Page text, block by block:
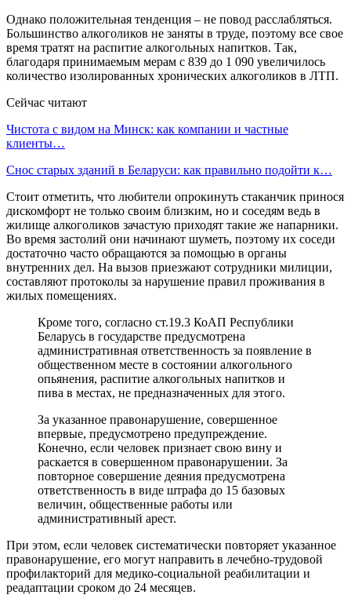
Однако положительная тенденция – не повод расслабляться.
Большинство алкоголиков не заняты в труде, поэтому все свое
время тратят на распитие алкогольных напитков. Так,
благодаря принимаемым мерам с 839 до 1 090 увеличилось
количество изолированных хронических алкоголиков в ЛТП.
Сейчас читают
Чистота с видом на Минск: как компании и частные
клиенты…
Снос старых зданий в Беларуси: как правильно подойти к…
Стоит отметить, что любители опрокинуть стаканчик принося
дискомфорт не только своим близким, но и соседям ведь в
жилище алкоголиков зачастую приходят такие же напарники.
Во время застолий они начинают шуметь, поэтому их соседи
достаточно часто обращаются за помощью в органы
внутренних дел. На вызов приезжают сотрудники милиции,
составляют протоколы за нарушение правил проживания в
жилых помещениях.
Кроме того, согласно ст.19.3 КоАП Республики
Беларусь в государстве предусмотрена
административная ответственность за появление в
общественном месте в состоянии алкогольного
опьянения, распитие алкогольных напитков и
пива в местах, не предназначенных для этого.
За указанное правонарушение, совершенное
впервые, предусмотрено предупреждение.
Конечно, если человек признает свою вину и
раскается в совершенном правонарушении. За
повторное совершение деяния предусмотрена
ответственность в виде штрафа до 15 базовых
величин, общественные работы или
административный арест.
При этом, если человек систематически повторяет указанное
правонарушение, его могут направить в лечебно-трудовой
профилакторий для медико-социальной реабилитации и
реадаптации сроком до 24 месяцев.